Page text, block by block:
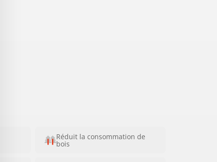
Réduit la consommation de
bois